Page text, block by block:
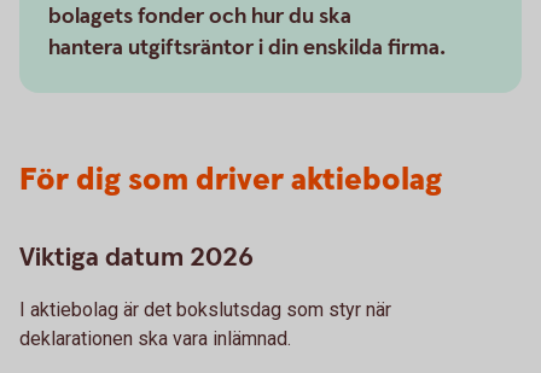
bolagets fonder och hur du ska
hantera utgiftsräntor i din enskilda firma.
För dig som driver aktiebolag
Viktiga datum 2026
I aktiebolag är det bokslutsdag som styr när
deklarationen ska vara inlämnad.